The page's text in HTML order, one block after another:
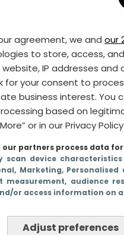
agreement, we and our
to store, access,
IP addresses
for your consent to
business interest. You
based on
or in our Privacy
our partners process data
scan device
, Marketing,
measurement, audience
or access information on
Adjust preferences
niet
(of je
geval